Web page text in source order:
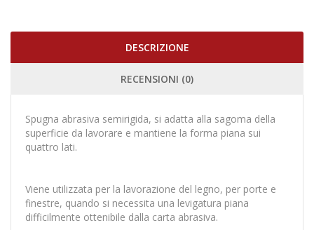
DESCRIZIONE
RECENSIONI (0)
Spugna abrasiva semirigida, si adatta alla sagoma della
superficie da lavorare e mantiene la forma piana sui
quattro lati.
Viene utilizzata per la lavorazione del legno, per porte e
finestre, quando si necessita una levigatura piana
difficilmente ottenibile dalla carta abrasiva.